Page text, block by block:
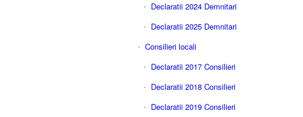
Declaratii 2024 Demnitari
Declaratii 2025 Demnitari
Consilieri locali
Declaratii 2017 Consilieri
Declaratii 2018 Consilieri
Declaratii 2019 Consilieri